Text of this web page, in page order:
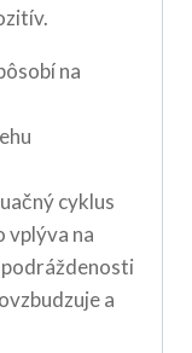
na
cyklus
vplýva na
a